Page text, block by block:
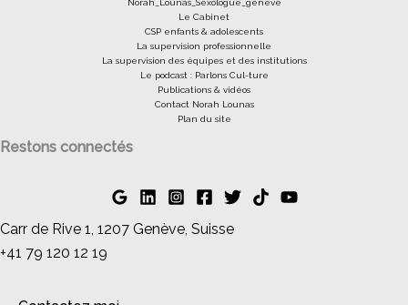
Norah_Lounas_Sexologue_genêve
Le Cabinet
CSP enfants & adolescents
La supervision professionnelle
La supervision des équipes et des institutions
Le podcast : Parlons Cul-ture
Publications & vidéos
Contact Norah Lounas
Plan du site
Restons connectés
Carr de Rive 1, 1207 Genève, Suisse
+41 79 120 12 19